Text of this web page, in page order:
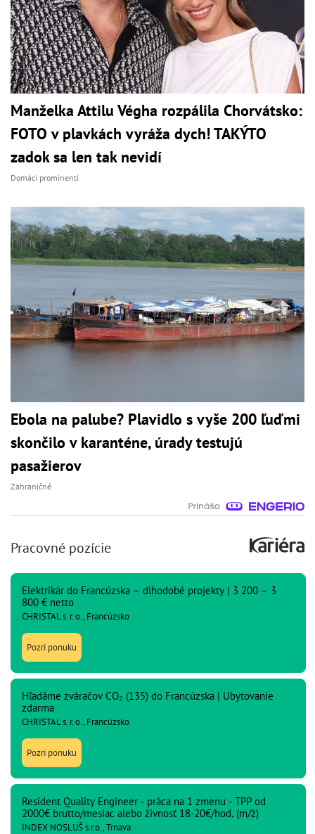
Manželka Attilu Végha rozpálila Chorvátsko:
FOTO v plavkách vyráža dych! TAKÝTO
zadok sa len tak nevidí
Domáci prominenti
Ebola na palube? Plavidlo s vyše 200 ľuďmi
skončilo v karanténe, úrady testujú
pasažierov
Zahraničné
Pracovné pozície
Elektrikár do Francúzska – dlhodobé projekty | 3 200 – 3
800 € netto
CHRISTAL s. r. o., Francúzsko
Pozri ponuku
Hľadáme zváračov CO₂ (135) do Francúzska | Ubytovanie
zdarma
CHRISTAL s. r. o., Francúzsko
Pozri ponuku
Resident Quality Engineer - práca na 1 zmenu - TPP od
2000€ brutto/mesiac alebo živnosť 18-20€/hod. (m/ž)
INDEX NOSLUŠ s.r.o., Trnava